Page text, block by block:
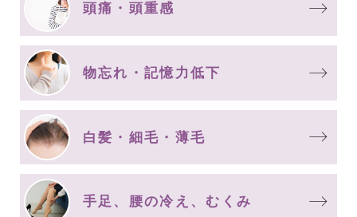
頭痛・頭重感
物忘れ・記憶力低下
白髪・細毛・薄毛
手足、腰の冷え、むくみ